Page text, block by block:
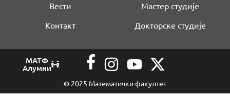
Вести
Контакт
Мастер студије
Докторске студије
МАТФ
Алумни
© 2025 Математички факултет